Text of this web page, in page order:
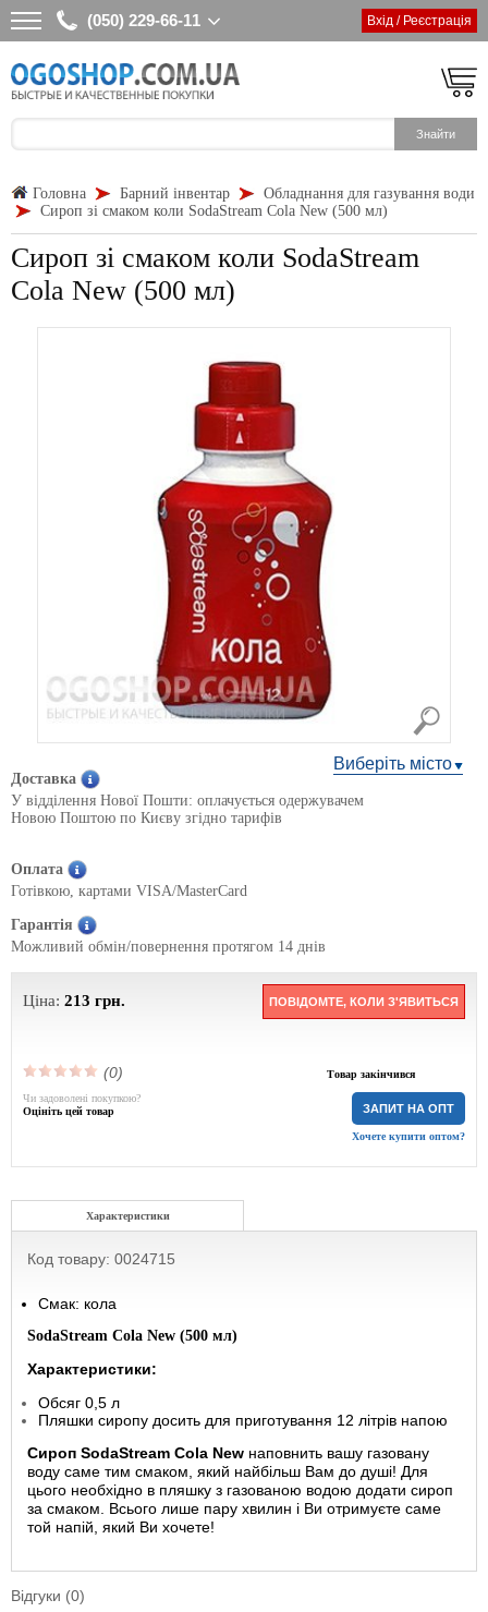
(050) 229-66-11 Вхід / Реєстрація
Головна Барний інвентар
Обладнання для газування води
Сироп зі смаком коли SodaStream Cola New (500 мл)
Сироп зі смаком коли SodaStream
Cola New (500 мл)
Виберіть місто
Доставка
У відділення Нової Пошти: оплачується одержувачем
Новою Поштою по Києву згідно тарифів
Оплата
Готівкою, картами VISA/MasterCard
Гарантія
Можливий обмін/повернення протягом 14 днів
Ціна: 213 грн. ПОВІДОМТЕ, КОЛИ З'ЯВИТЬСЯ
(0) Товар закінчився
ЗАПИТ НА ОПТ
Хочете купити оптом?
Чи задоволені покупкою?
Оцініть цей товар
Характеристики
Код товару: 0024715
Смак: кола
SodaStream Cola New (500 мл)
Характеристики:
Обсяг 0,5 л
Пляшки сиропу досить для приготування 12 літрів напою
Сироп SodaStream Cola New наповнить вашу газовану
воду саме тим смаком, який найбільш Вам до душі! Для
цього необхідно в пляшку з газованою водою додати сироп
за смаком. Всього лише пару хвилин і Ви отримуєте саме
той напій, який Ви хочете!
Відгуки (0)